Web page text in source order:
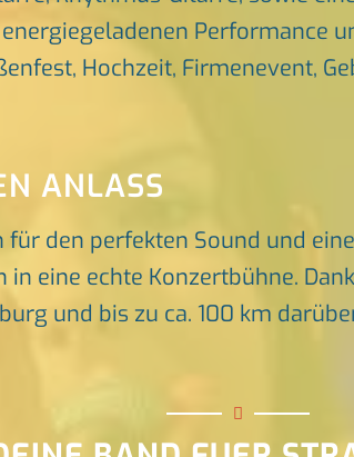
Performance
Hochzeit, Firmenevent,
ANLASS
den perfekten Sound und
eine echte Konzertbühne.
und bis zu ca. 100 km